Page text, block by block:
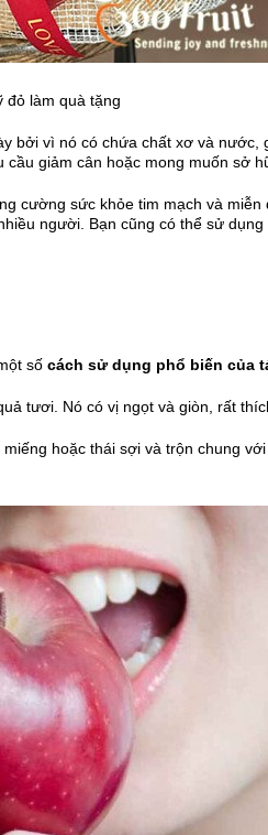
đỏ làm quà tặng
bởi vì nó có chứa chất xơ và nước,
giảm cân hoặc mong muốn sở
cường sức khỏe tim mạch và
người. Bạn cũng có thể sử
số cách sử dụng phổ biến của
tươi. Nó có vị ngọt và giòn, rất
hoặc thái sợi và trộn chung